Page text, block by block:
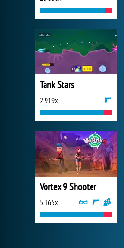
Tank Stars
2 919x
Vortex 9 Shooter
5 165x